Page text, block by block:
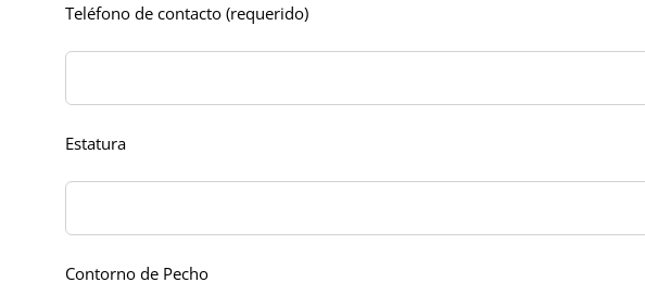
Teléfono de contacto (requerido)
Estatura
Contorno de Pecho